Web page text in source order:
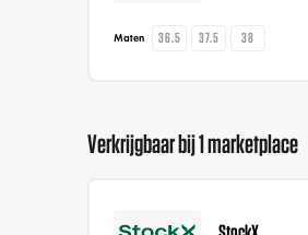
Maten 36.5 37.5 38
Verkrijgbaar bij 1 marketplace